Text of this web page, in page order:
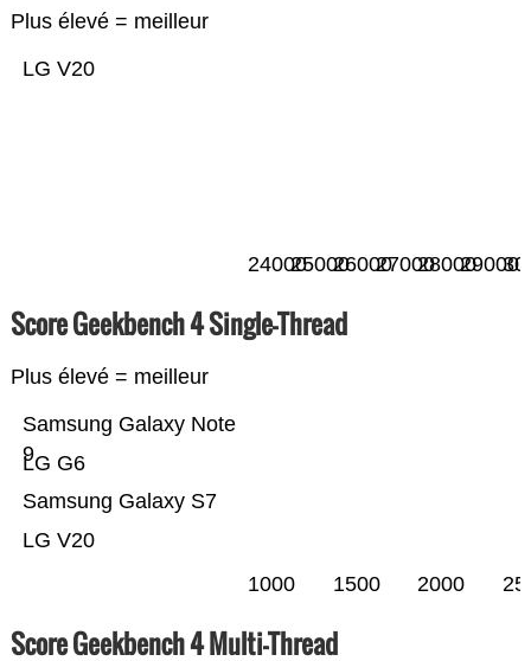
Plus élevé = meilleur
LG V20
240002500026000270002800029000
Score Geekbench 4 Single-Thread
Plus élevé = meilleur
LG V20
Samsung Galaxy S7
LG G6
Samsung Galaxy Note
9
1000 1500 2000
Score Geekbench 4 Multi-Thread